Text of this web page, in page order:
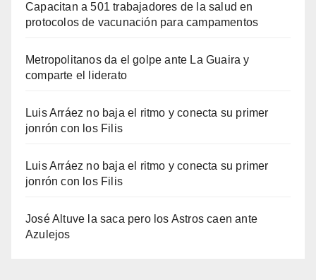
Capacitan a 501 trabajadores de la salud en
protocolos de vacunación para campamentos
Metropolitanos da el golpe ante La Guaira y
comparte el liderato
Luis Arráez no baja el ritmo y conecta su primer
jonrón con los Filis
Luis Arráez no baja el ritmo y conecta su primer
jonrón con los Filis
José Altuve la saca pero los Astros caen ante
Azulejos